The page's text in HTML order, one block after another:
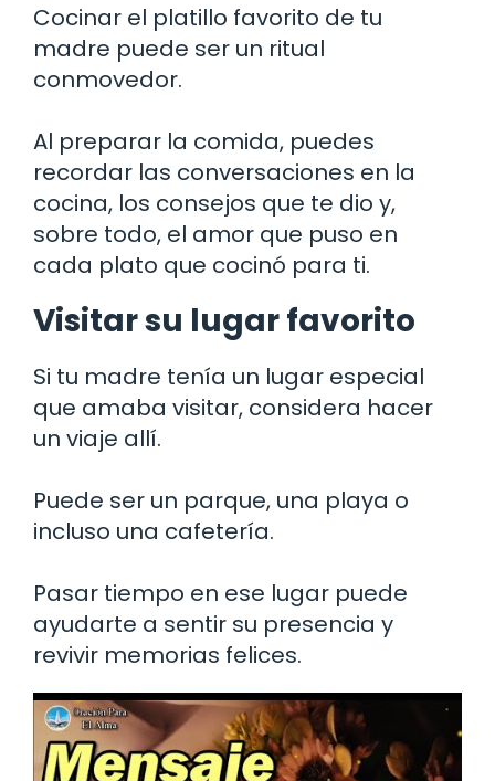
Cocinar el platillo favorito de tu
madre puede ser un ritual
conmovedor.
Al preparar la comida, puedes
recordar las conversaciones en la
cocina, los consejos que te dio y,
sobre todo, el amor que puso en
cada plato que cocinó para ti.
Visitar su lugar favorito
Si tu madre tenía un lugar especial
que amaba visitar, considera hacer
un viaje allí.
Puede ser un parque, una playa o
incluso una cafetería.
Pasar tiempo en ese lugar puede
ayudarte a sentir su presencia y
revivir memorias felices.